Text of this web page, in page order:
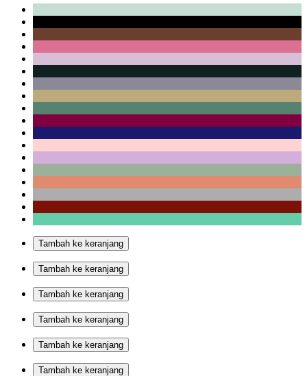
Tambah ke keranjang
Tambah ke keranjang
Tambah ke keranjang
Tambah ke keranjang
Tambah ke keranjang
Tambah ke keranjang